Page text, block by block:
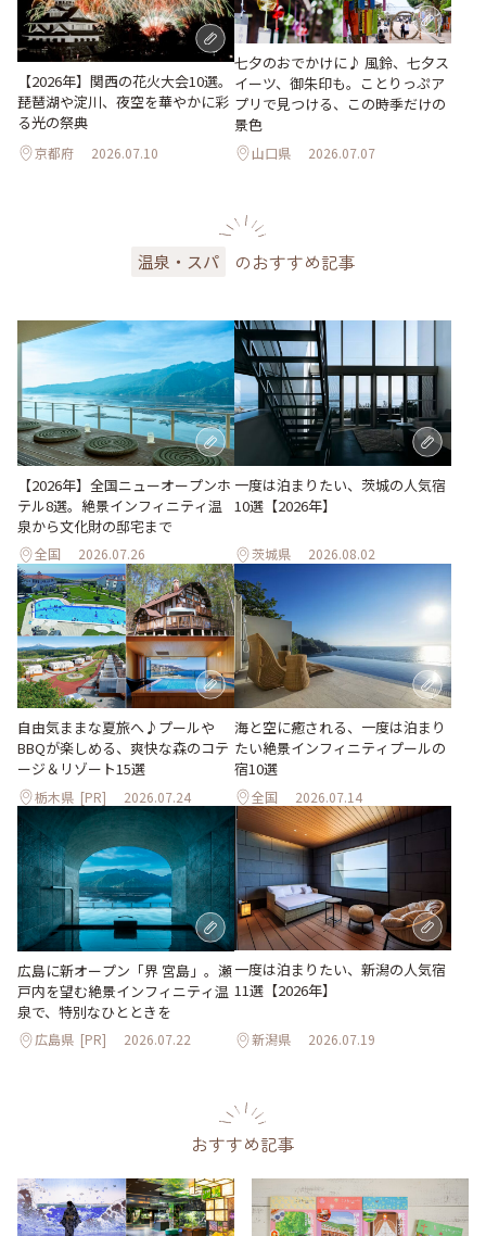
【2026年】関西の花火大会10選。
琵琶湖や淀川、夜空を華やかに彩
る光の祭典
京都府 2026.07.10
七夕のおでかけに♪ 風鈴、七夕ス
イーツ、御朱印も。ことりっぷア
プリで見つける、この時季だけの
景色
山口県 2026.07.07
温泉・スパ のおすすめ記事
【2026年】全国ニューオープンホ
テル8選。絶景インフィニティ温
泉から文化財の邸宅まで
全国 2026.07.26
一度は泊まりたい、茨城の人気宿
10選【2026年】
茨城県 2026.08.02
自由気ままな夏旅へ♪プールや
BBQが楽しめる、爽快な森のコテ
ージ＆リゾート15選
栃木県 [PR] 2026.07.24
海と空に癒される、一度は泊まり
たい絶景インフィニティプールの
宿10選
全国 2026.07.14
広島に新オープン「界 宮島」。瀬
戸内を望む絶景インフィニティ温
泉で、特別なひとときを
広島県 [PR] 2026.07.22
一度は泊まりたい、新潟の人気宿
11選【2026年】
新潟県 2026.07.19
おすすめ記事